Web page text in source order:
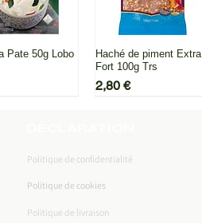
rapide
Pate 50g Lobo Aperçu rapide
Haché de piment Extra
Fort 100g Trs
Prix
2,80 €
Politique de confidentialité
Politique de cookies
Politique de livraison